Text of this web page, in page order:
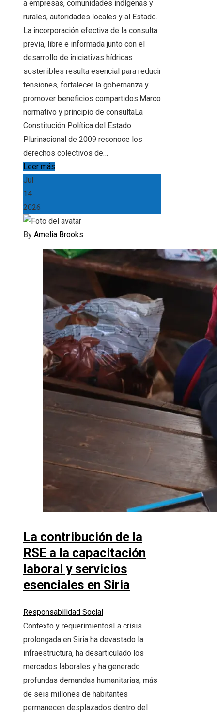
a empresas, comunidades indígenas y
rurales, autoridades locales y al Estado.
La incorporación efectiva de la consulta
previa, libre e informada junto con el
desarrollo de iniciativas hídricas
sostenibles resulta esencial para reducir
tensiones, fortalecer la gobernanza y
promover beneficios compartidos.Marco
normativo y principio de consultaLa
Constitución Política del Estado
Plurinacional de 2009 reconoce los
derechos colectivos de…
Leer más
Jul
14
2026
By Amelia Brooks
La contribución de la
RSE a la capacitación
laboral y servicios
esenciales en Siria
Responsabilidad Social
Contexto y requerimientosLa crisis
prolongada en Siria ha devastado la
infraestructura, ha desarticulado los
mercados laborales y ha generado
profundas demandas humanitarias; más
de seis millones de habitantes
permanecen desplazados dentro del